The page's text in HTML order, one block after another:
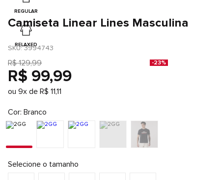
REGULAR
RELAXED
Camiseta Linear Lines Masculina
SKU: 3994743
R$ 129,99 -23%
R$ 99,99
ou 9x de R$ 11,11
Cor Branco
Selecione o tamanho